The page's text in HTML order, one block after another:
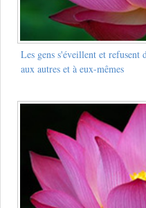
Les gens s'éveillent et refusent
aux autres et à eux-mêmes